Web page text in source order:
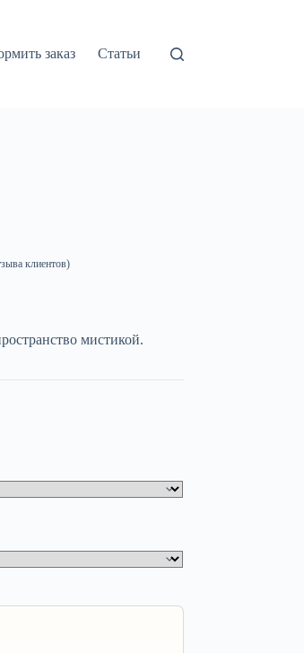
заказ Статьи
клиентов)
мистикой.